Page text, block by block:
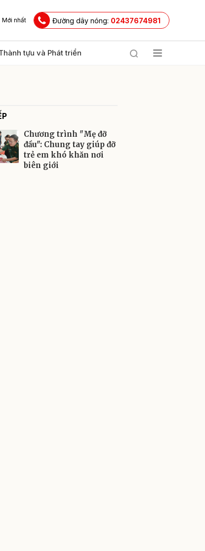
Mới nhất Đường dây nóng: 02437674981
tựu và Phát triển
Chương trình "Mẹ đỡ
đầu": Chung tay giúp đỡ
trẻ em khó khăn nơi
biên giới